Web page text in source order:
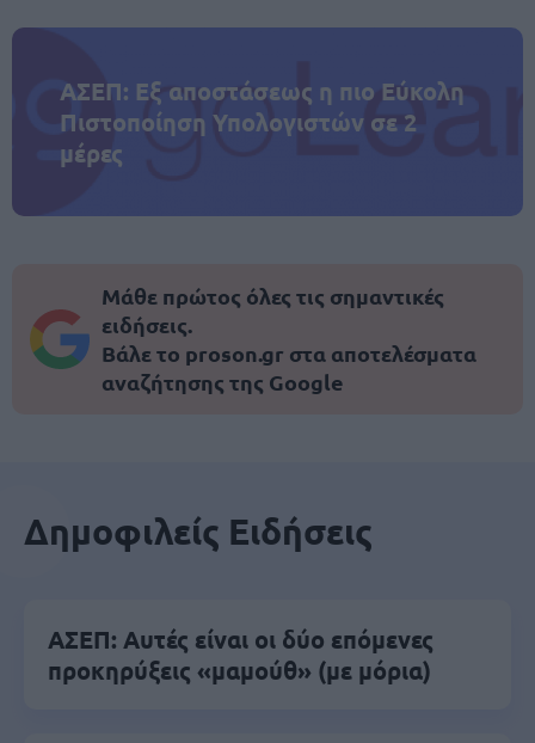
ΑΣΕΠ: Εξ αποστάσεως η πιο Εύκολη
Πιστοποίηση Υπολογιστών σε 2
μέρες
Μάθε πρώτος όλες τις σημαντικές
ειδήσεις.
Βάλε το proson.gr στα αποτελέσματα
αναζήτησης της Google
Δημοφιλείς Ειδήσεις
ΑΣΕΠ: Αυτές είναι οι δύο επόμενες
προκηρύξεις «μαμούθ» (με μόρια)